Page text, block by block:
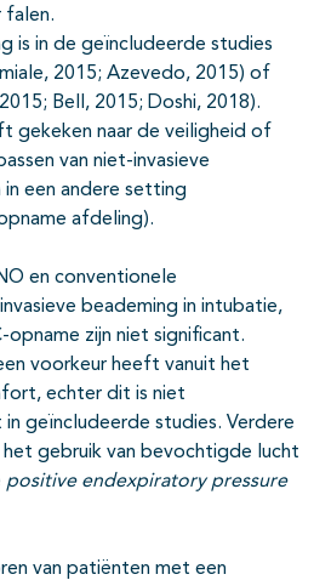
falen.
is in de geïncludeerde studies
2015; Azevedo, 2015) of
Bell, 2015; Doshi, 2018).
gekeken naar de veiligheid of
van niet-invasieve
een andere setting
afdeling).
en conventionele
beademing in intubatie,
zijn niet significant.
voorkeur heeft vanuit het
echter dit is niet
geïncludeerde studies. Verdere
het gebruik van bevochtigde lucht
positive endexpiratory pressure
van patiënten met een